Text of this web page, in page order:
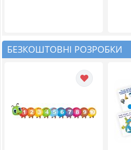
БЕЗКОШТОВНІ РОЗРОБКИ